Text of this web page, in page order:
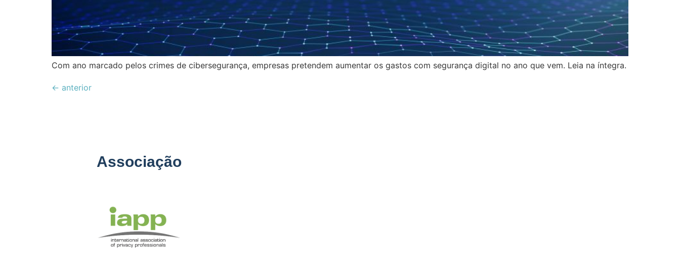
Com ano marcado pelos crimes de cibersegurança, empresas pretendem aumentar os gastos com segurança digital no ano que vem. Leia na íntegra.
← anterior
Associação